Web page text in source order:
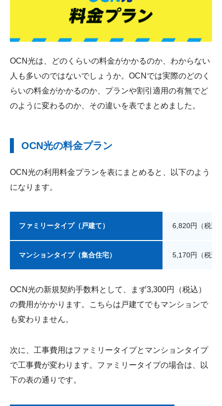
OCN光は、どのくらいの料金がかかるのか、わからない
人も多いのではないでしょうか。OCNでは実際のどのく
らいの料金がかかるのか、プランや割引適用の有無でど
のように変わるのか、その違いを表でまとめました。
OCN光の料金プラン
OCN光の利用料金プランを表にまとめると、以下のよう
になります。
ファミリータイプ（戸建て） 6,820円（税込
マンションタイプ（集合住宅） 5,170円（税込
OCN光の新規契約手数料として、まず3,300円（税込）
の費用がかかります。こちらは戸建てでもマンションで
も変わりません。
次に、工事費用はファミリータイプとマンションタイプ
で工事費が変わります。ファミリータイプの場合は、以
下の表の通りです。